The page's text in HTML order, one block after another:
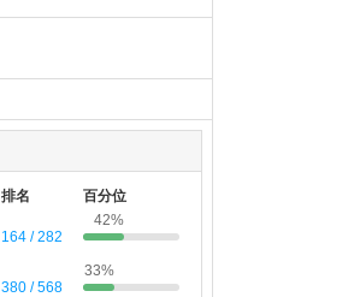
排名 百分位
164 / 282
42%
380 / 568
33%